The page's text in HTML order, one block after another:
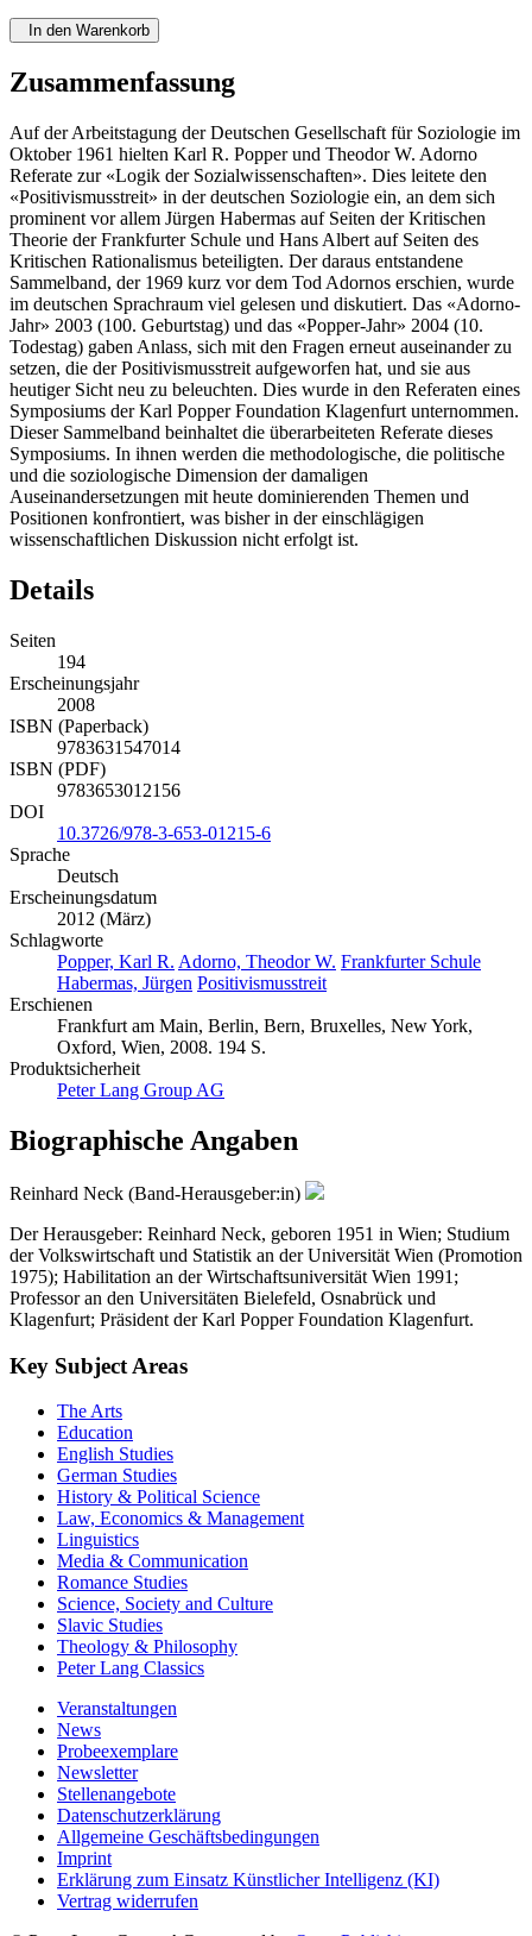
In den Warenkorb
Zusammenfassung
Auf der Arbeitstagung der Deutschen Gesellschaft für Soziologie im
Oktober 1961 hielten Karl R. Popper und Theodor W. Adorno
Referate zur «Logik der Sozialwissenschaften». Dies leitete den
«Positivismusstreit» in der deutschen Soziologie ein, an dem sich
prominent vor allem Jürgen Habermas auf Seiten der Kritischen
Theorie der Frankfurter Schule und Hans Albert auf Seiten des
Kritischen Rationalismus beteiligten. Der daraus entstandene
Sammelband, der 1969 kurz vor dem Tod Adornos erschien, wurde
im deutschen Sprachraum viel gelesen und diskutiert. Das «Adorno-
Jahr» 2003 (100. Geburtstag) und das «Popper-Jahr» 2004 (10.
Todestag) gaben Anlass, sich mit den Fragen erneut auseinander zu
setzen, die der Positivismusstreit aufgeworfen hat, und sie aus
heutiger Sicht neu zu beleuchten. Dies wurde in den Referaten eines
Symposiums der Karl Popper Foundation Klagenfurt unternommen.
Dieser Sammelband beinhaltet die überarbeiteten Referate dieses
Symposiums. In ihnen werden die methodologische, die politische
und die soziologische Dimension der damaligen
Auseinandersetzungen mit heute dominierenden Themen und
Positionen konfrontiert, was bisher in der einschlägigen
wissenschaftlichen Diskussion nicht erfolgt ist.
Details
Seiten
194
Erscheinungsjahr
2008
ISBN (Paperback)
9783631547014
ISBN (PDF)
9783653012156
DOI
10.3726/978-3-653-01215-6
Sprache
Deutsch
Erscheinungsdatum
2012 (März)
Schlagworte
Popper, Karl R. Adorno, Theodor W. Frankfurter Schule
Habermas, Jürgen Positivismusstreit
Erschienen
Frankfurt am Main, Berlin, Bern, Bruxelles, New York,
Oxford, Wien, 2008. 194 S.
Produktsicherheit
Peter Lang Group AG
Biographische Angaben
Reinhard Neck (Band-Herausgeber:in)
Der Herausgeber: Reinhard Neck, geboren 1951 in Wien; Studium
der Volkswirtschaft und Statistik an der Universität Wien (Promotion
1975); Habilitation an der Wirtschaftsuniversität Wien 1991;
Professor an den Universitäten Bielefeld, Osnabrück und
Klagenfurt; Präsident der Karl Popper Foundation Klagenfurt.
Key Subject Areas
The Arts
Education
English Studies
German Studies
History & Political Science
Law, Economics & Management
Linguistics
Media & Communication
Romance Studies
Science, Society and Culture
Slavic Studies
Theology & Philosophy
Peter Lang Classics
Veranstaltungen
News
Probeexemplare
Newsletter
Stellenangebote
Datenschutzerklärung
Allgemeine Geschäftsbedingungen
Imprint
Erklärung zum Einsatz Künstlicher Intelligenz (KI)
Vertrag widerrufen